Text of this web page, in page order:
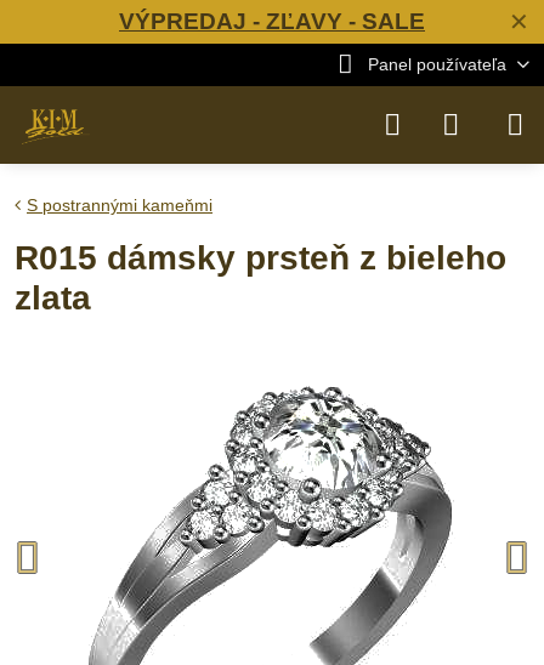
✕
VÝPREDAJ - ZĽAVY - SALE
Panel používateľa
S postrannými kameňmi
R015 dámsky prsteň z bieleho
zlata